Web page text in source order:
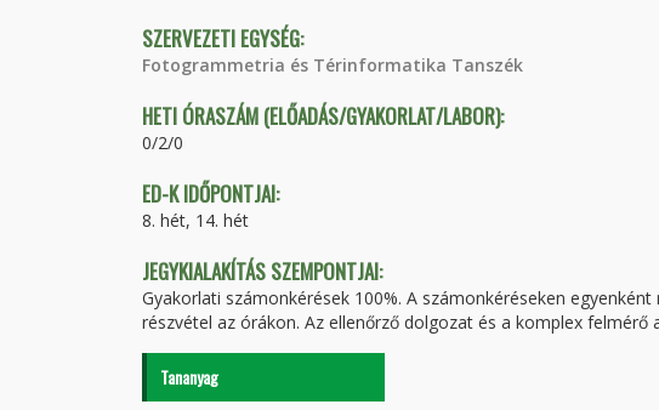
SZERVEZETI EGYSÉG:
Fotogrammetria és Térinformatika Tanszék
HETI ÓRASZÁM (ELŐADÁS/GYAKORLAT/LABOR):
0/2/0
ED-K IDŐPONTJAI:
8. hét, 14. hét
JEGYKIALAKÍTÁS SZEMPONTJAI:
Gyakorlati számonkérések 100%. A számonkéréseken
részvétel az órákon. Az ellenőrző dolgozat és a komplex
Tananyag